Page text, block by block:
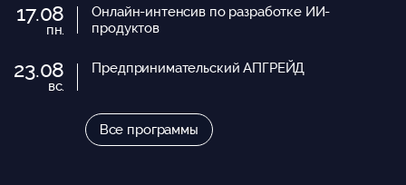
17.08
пн.
Онлайн-интенсив по разработке ИИ-
продуктов
23.08
вс.
Предпринимательский АПГРЕЙД
Все программы